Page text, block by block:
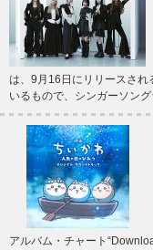
は、9月16日にリリースされ
いるもので、シンガーソン
アルバム・チャート